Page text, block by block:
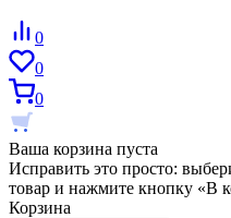
0
0
0
Ваша корзина пуста
Исправить это просто:
товар и нажмите кнопку «В
Корзина